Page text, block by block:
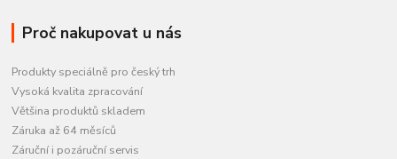
Proč nakupovat u nás
Produkty speciálně pro český trh
Vysoká kvalita zpracování
Většina produktů skladem
Záruka až 64 měsíců
Záruční i pozáruční servis